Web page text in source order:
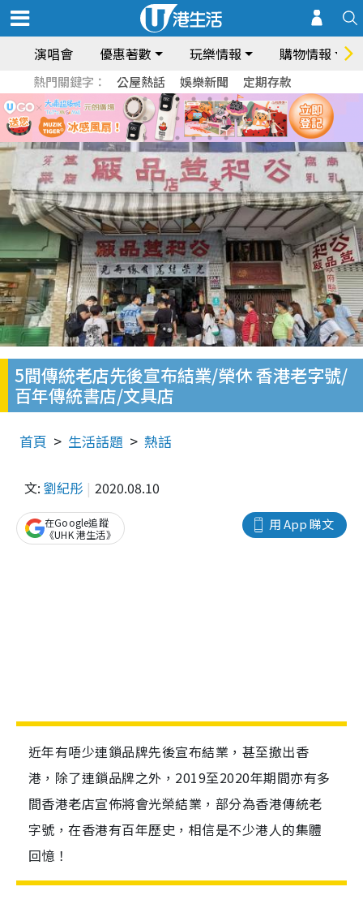
演唱會 優惠著數 玩樂情報 購物情報
熱門關鍵字： 公屋熱話 娛樂新聞 定期存款
5間傳統老店先後宣布結業/榮休 香港老字號/
百年傳統書店/文具店
首頁 生活話題 熱話
文: 劉紀彤 2020.08.10
用 App 睇文
在Google追蹤
《UHK 港生活》
近年有唔少連鎖品牌先後宣布結業，甚至撤出香
港，除了連鎖品牌之外，2019至2020年期間亦有多
間香港老店宣佈將會光榮結業，部分為香港傳統老
字號，在香港有百年歷史，相信是不少港人的集體
回憶！